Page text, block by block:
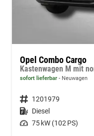
Opel Combo Cargo
Kastenwagen M mit
sofort lieferbar Neuwagen
Fahrzeugnummer 1201979
Kraftstoff Diesel
Leistung 75 kW (102 PS)